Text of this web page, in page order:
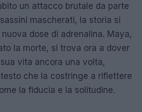
un attacco brutale da parte
mascherati, la storia si
dose di adrenalina. Maya,
la morte, si trova ora a dover
vita ancora una volta,
che la costringe a riflettere
la fiducia e la solitudine.